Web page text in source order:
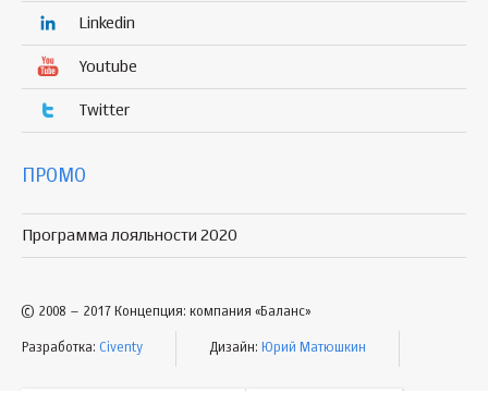
Linkedin
Youtube
Twitter
ПРОМО
Программа лояльности 2020
© 2008 – 2017 Концепция: компания «Баланс»
Разработка: Civenty Дизайн: Юрий Матюшкин